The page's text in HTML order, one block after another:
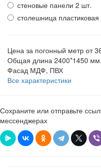
стеновые панели 2 шт.
столешница пластиковая
Цена за погонный метр от
Общая длина 2400*1450 мм.
Фасад МДФ, ПВХ
Все характеристики
Сохраните или отправьте
мессенджерах